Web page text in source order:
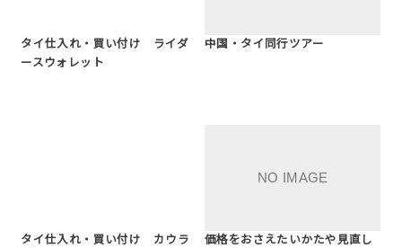
タイ仕入れ・買い付け ライダ
ースウォレット
中国・タイ同行ツアー
タイ仕入れ・買い付け カウラ
価格をおさえたいかたや見直し